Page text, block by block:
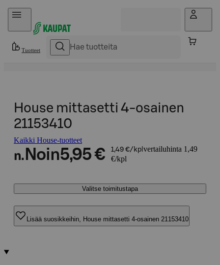
Hyppää sisältöön
Tuotteet
House mittasetti 4-osainen
21153410
Kaikki House-tuotteet
n. Noin5,95 € 1,49 €/kpl vertailuhinta 1,49
€/kpl
Valitse toimitustapa
Lisää suosikkeihin, House mittasetti 4-osainen 21153410